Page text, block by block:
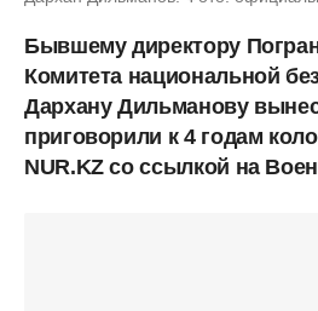
Бывшему директору
Комитета национальной
Дархану Дильманову
приговорили к 4 годам
NUR.KZ со ссылкой на